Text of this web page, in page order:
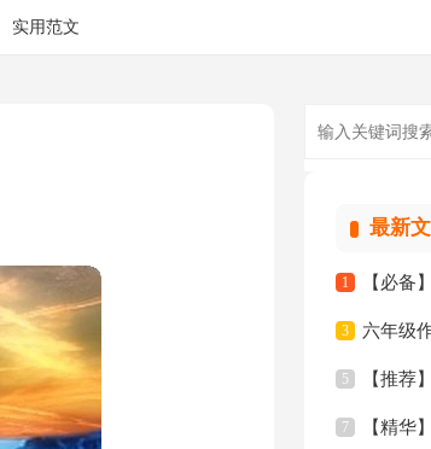
实用范文
最新
1 【必备
文锦集六篇
3 六年级
汇总8篇
5 【推荐
文汇总八篇
7 【精华